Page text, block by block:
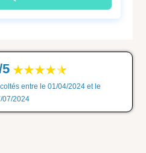
entre le 01/04/2024 et le
07/2024